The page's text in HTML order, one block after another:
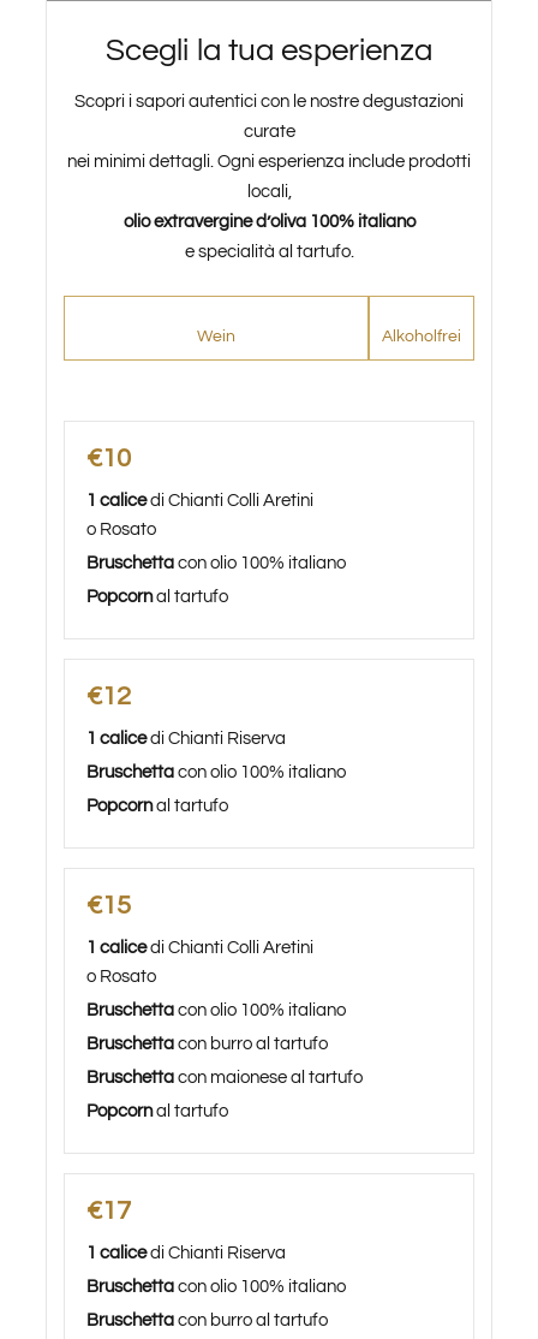
Verkostungen
Amazon
Scegli la tua esperienza
Scopri i sapori autentici con le nostre degustazioni
curate
nei minimi dettagli. Ogni esperienza include prodotti
locali,
olio extravergine d’oliva 100% italiano
e specialità al tartufo.
Wein Alkoholfrei
€10
1 calicedi Chianti Colli Aretini
o Rosato
Bruschettacon olio 100% italiano
Popcornal tartufo
€12
1 calicedi Chianti Riserva
Bruschettacon olio 100% italiano
Popcornal tartufo
€15
1 calicedi Chianti Colli Aretini
o Rosato
Bruschettacon olio 100% italiano
Bruschettacon burro al tartufo
Bruschettacon maionese al tartufo
Popcornal tartufo
€17
1 calicedi Chianti Riserva
Bruschettacon olio 100% italiano
Bruschettacon burro al tartufo